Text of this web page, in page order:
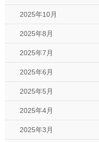
2025年10月
2025年8月
2025年7月
2025年6月
2025年5月
2025年4月
2025年3月